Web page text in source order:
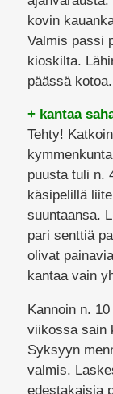
kovin
Valmis passi
kioskilta.
päässä kotoa.
+ kantaa
Tehty!
puusta tuli n.
käsipelillä
suuntaansa.
pari senttiä
olivat
kantaa vain
Kannoin n.
viikossa sain
Syksyyn
valmis.
edestakaisia